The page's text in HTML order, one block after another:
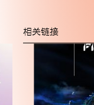
相关链接